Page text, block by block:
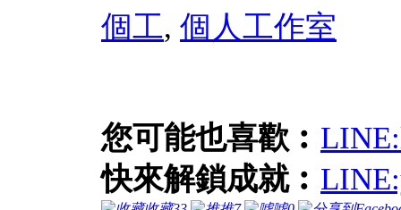
個工, 個人工作室
您可能也喜歡︰
快來解鎖成就︰